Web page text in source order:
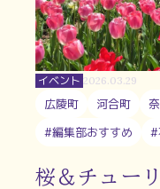
イベント 2026.03.29
広陵町 河合町
#編集部おすすめ
#
桜＆チュー